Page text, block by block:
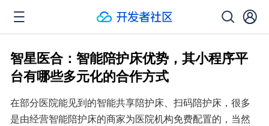
智星医合：智能陪护床优势，其小程序平
台有哪些多元化的合作方式
在部分医院能见到的智能共享陪护床、扫码陪护床，很多
是由经营智能陪护床的商家为医院机构免费配置的，当然